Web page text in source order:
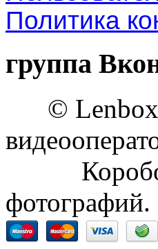
Политика
группа
©
фотографий.